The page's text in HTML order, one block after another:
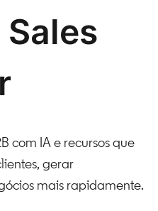
com IA e recursos que
gerar
mais rapidamente.